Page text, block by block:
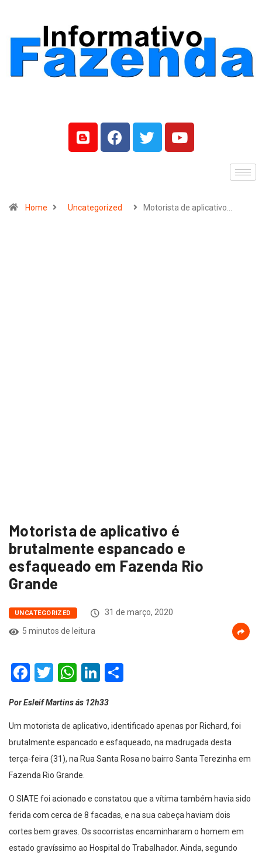
Home Uncategorized Motorista de aplicativo…
Motorista de aplicativo é
brutalmente espancado e
esfaqueado em Fazenda Rio
Grande
UNCATEGORIZED
31 de março, 2020
5 minutos de leitura
Facebook
Twitter
WhatsApp
LinkedIn
Por Esleif Martins ás 12h33
Um motorista de aplicativo, identificado apenas por Richard, foi
brutalmente espancado e esfaqueado, na madrugada desta
terça-feira (31), na Rua Santa Rosa no bairro Santa Terezinha em
Fazenda Rio Grande.
O SIATE foi acionado e constatou que a vítima também havia sido
ferida com cerca de 8 facadas, e na sua cabeça haviam dois
cortes bem graves. Os socorristas encaminharam o homem em
estado gravíssimo ao Hospital do Trabalhador. Ainda, segundo